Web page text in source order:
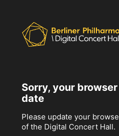
Sorry, your
date
Please update your
of the Digital Concert Hall.